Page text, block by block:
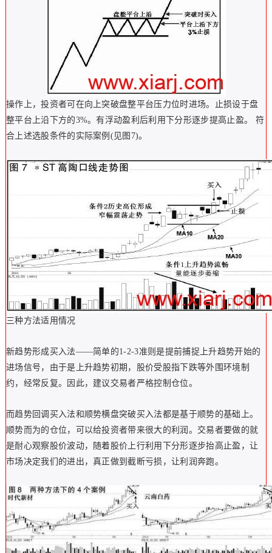
操作上，投资者可在向上突破盘整平台压力位时进场。止损设于盘
整平台上沿下方的3%。有浮动盈利后利用下分形逐步提高止盈。 符
合上述选股条件的实际案例(见图7)。
三种方法适用情况
新趋势形成买入法——简单的1-2-3准则是提前捕捉上升趋势开始的
进场信号，由于是上升趋势初期，股价受股指下跌等外围环境制
约，经常反复。因此，建议交易者严格控制仓位。
而趋势回调买入法和顺势横盘突破买入法都是基于顺势的基础上。
顺势而为的仓位，可以给投资者带来很大的利润。交易者要做的就
是耐心观察股价波动，随着股价上行利用下分形逐步抬高止盈，让
市场决定我们的进出，真正做到截断亏损，让利润奔跑。